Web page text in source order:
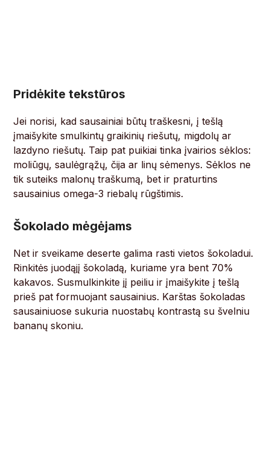
Pridėkite tekstūros
Jei norisi, kad sausainiai būtų traškesni, į tešlą
įmaišykite smulkintų graikinių riešutų, migdolų ar
lazdyno riešutų. Taip pat puikiai tinka įvairios sėklos:
moliūgų, saulėgrąžų, čija ar linų sėmenys. Sėklos ne
tik suteiks malonų traškumą, bet ir praturtins
sausainius omega-3 riebalų rūgštimis.
Šokolado mėgėjams
Net ir sveikame deserte galima rasti vietos šokoladui.
Rinkitės juodąjį šokoladą, kuriame yra bent 70%
kakavos. Susmulkinkite jį peiliu ir įmaišykite į tešlą
prieš pat formuojant sausainius. Karštas šokoladas
sausainiuose sukuria nuostabų kontrastą su švelniu
bananų skoniu.